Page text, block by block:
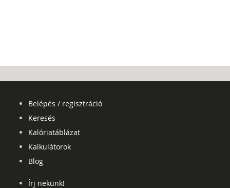
Belépés / regisztráció
Keresés
Kalóriatáblázat
Kalkulátorok
Blog
Írj nekünk!